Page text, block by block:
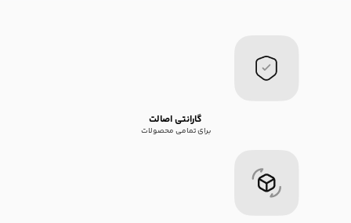
گارانتی اصالت
برای تمامی محصولات